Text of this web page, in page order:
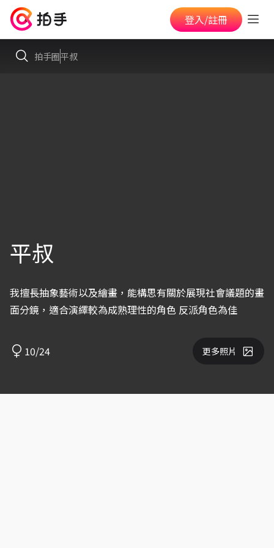
登入/註冊
拍手圈平叔
平叔
我擅長抽象藝術以及繪畫，能構思有關於展現社會議題的畫
面分鏡，適合演繹較為成熟理性的角色 反派角色為佳
10/24 更多照片